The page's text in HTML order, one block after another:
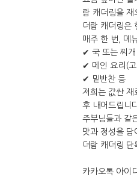
람 캐더링을 재
더람 캐더링은
매주 한 번, 메
✔ 국 또는 찌개
✔ 메인 요리(
✔ 밑반찬 등
저희는 값싼 재
후 내어드립니
주부님들과 같
맛과 정성을 담
더람 캐더링
카카오톡 아이